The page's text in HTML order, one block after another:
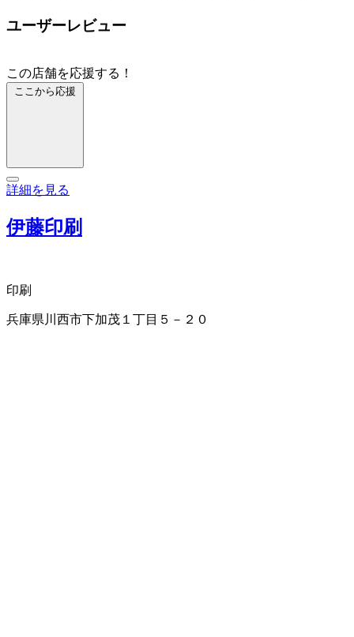
ユーザーレビュー
この店舗を応援する！
ここから応援
詳細を見る
伊藤印刷
印刷
兵庫県川西市下加茂１丁目５－２０